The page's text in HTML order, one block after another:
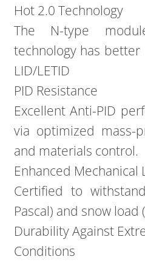
Hot 2.0 Technology
The N-type
technology has
LID/LETID
PID Resistance
Excellent Anti-PID
via optimized mass-
and materials control.
Enhanced Mechanical
Certified to
Pascal) and snow load
Durability Against
Conditions